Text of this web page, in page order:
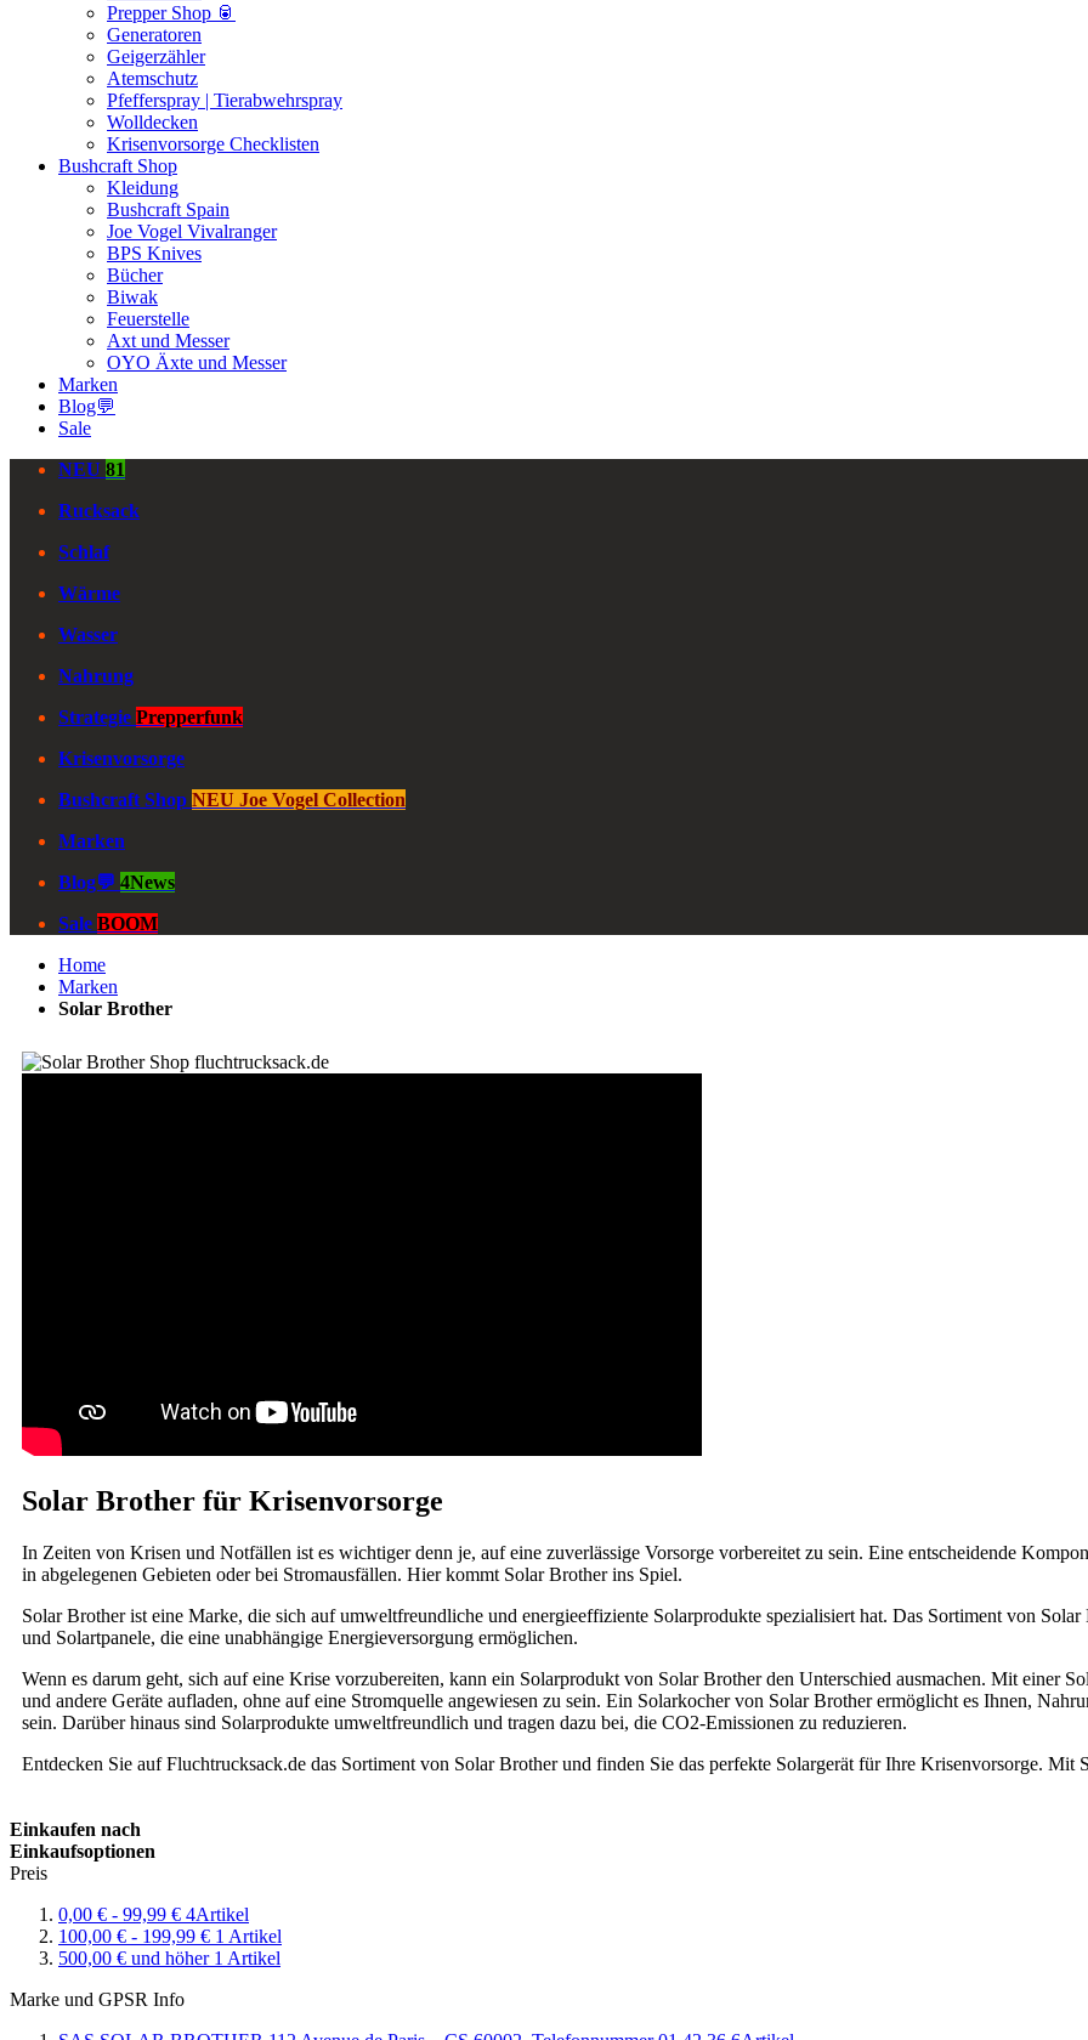
Prepper Shop 🥫
Generatoren
Geigerzähler
Atemschutz
Pfefferspray | Tierabwehrspray
Wolldecken
Krisenvorsorge Checklisten
Bushcraft Shop
Kleidung
Bushcraft Spain
Joe Vogel Vivalranger
BPS Knives
Bücher
Biwak
Feuerstelle
Axt und Messer
OYO Äxte und Messer
Marken
Blog💬
Sale
NEU 81
Rucksack
Schlaf
Wärme
Wasser
Nahrung
Strategie Prepperfunk
Krisenvorsorge
Bushcraft Shop NEU Joe Vogel Collection
Marken
Blog💬 4News
Sale BOOM
Home
Marken
Solar Brother
Solar Brother für Krisenvorsorge
In Zeiten von Krisen und Notfällen ist es wichtiger denn je, auf eine zuverlässige Vorsorge vorbereitet zu sein. Eine entscheidende
in abgelegenen Gebieten oder bei Stromausfällen. Hier kommt Solar Brother ins Spiel.
Solar Brother ist eine Marke, die sich auf umweltfreundliche und energieeffiziente Solarprodukte spezialisiert hat. Das Sortiment von
und Solartpanele, die eine unabhängige Energieversorgung ermöglichen.
Wenn es darum geht, sich auf eine Krise vorzubereiten, kann ein Solarprodukt von Solar Brother den Unterschied ausmachen. Mit einer
und andere Geräte aufladen, ohne auf eine Stromquelle angewiesen zu sein. Ein Solarkocher von Solar Brother ermöglicht es Ihnen,
sein. Darüber hinaus sind Solarprodukte umweltfreundlich und tragen dazu bei, die CO2-Emissionen zu reduzieren.
Entdecken Sie auf Fluchtrucksack.de das Sortiment von Solar Brother und finden Sie das perfekte Solargerät für Ihre Krisenvorsorge.
Einkaufen nach
Einkaufsoptionen
Preis
0,00 € - 99,99 € 4Artikel
100,00 € - 199,99 € 1 Artikel
500,00 € und höher1 Artikel
Marke und GPSR Info